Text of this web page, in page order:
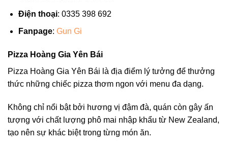
Điện thoại: 0335 398 692
Fanpage: Gun Gi
Pizza Hoàng Gia Yên Bái
Pizza Hoàng Gia Yên Bái là địa điểm lý tưởng để thưởng
thức những chiếc pizza thơm ngon với menu đa dạng.
Không chỉ nổi bật bởi hương vị đậm đà, quán còn gây ấn
tượng với chất lượng phô mai nhập khẩu từ New Zealand,
tạo nên sự khác biệt trong từng món ăn.